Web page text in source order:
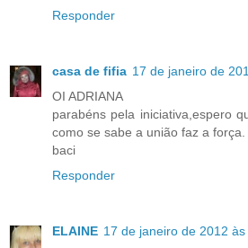
Responder
casa de fifia 17 de janeiro de
OI ADRIANA
parabéns pela iniciativa,espero
como se sabe a união faz a força.
baci
Responder
ELAINE 17 de janeiro de 2012 às